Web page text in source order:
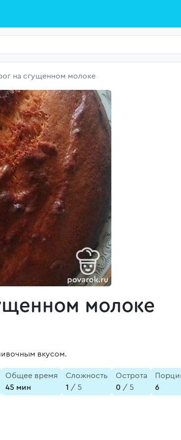
на сгущенном молоке
молоке
вкусом.
Общее время
45 мин
Сложность
1 / 5
Острота
0 / 5
6